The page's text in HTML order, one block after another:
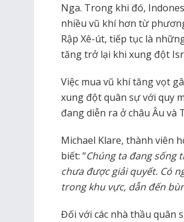
Nga. Trong khi đó,
nhiều vũ khí hơn từ
Rập Xê-út, tiếp tục là
tăng trở lại khi xung đột
Việc mua vũ khí tăng vọt
xung đột quân sự với quy
đang diễn ra ở châu Âu và
Michael Klare, thành viên
biết: “Chúng ta đang sống
chưa được giải quyết. Có
trong khu vực, dẫn đến
Đối với các nhà thầu quân